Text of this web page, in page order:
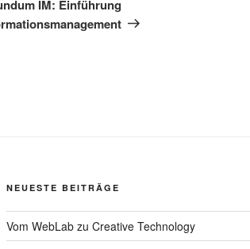
IM: Einführung
NEUESTE BEITRÄGE
Vom WebLab zu Creative Technology